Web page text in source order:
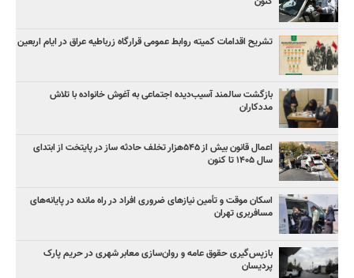
تشریح اقدامات کمیته روابط عمومی قرارگاه زرباطیه عراق در ایام اربعین
بازگشت سالمند آسیب‌دیده اجتماعی به آغوش خانواده با تلاش
مددکاران
اعمال قانون بیش از ۵۴۵هزار تخلف حادثه ساز در پایتخت از ابتدای
سال ۱۴۰۵ تا کنون
اسکان موقت و تأمین نیازهای ضروری افراد در راه مانده در پایانه‌های
مسافربری تهران
بازپس‌گیری حقوق عامه و روان‌سازی معابر شهری در حریم پارک
پردیسان